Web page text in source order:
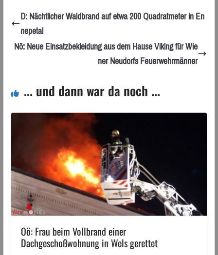
D: Nächtlicher Waldbrand auf etwa 200 Quadratmeter in En
nepetal
Nö: Neue Einsatzbekleidung aus dem Hause Viking für Wie
ner Neudorfs Feuerwehrmänner
... und dann war da noch ...
Oö: Frau beim Vollbrand einer
Dachgeschoßwohnung in Wels gerettet